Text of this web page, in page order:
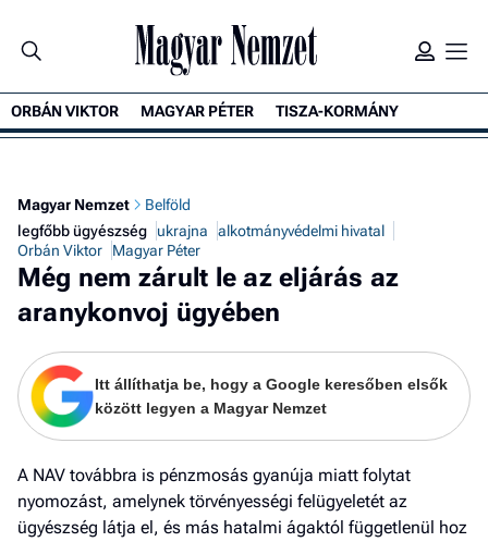
ORBÁN VIKTOR MAGYAR PÉTER TISZA-KORMÁNY
Magyar Nemzet
Belföld
legfőbb ügyészség
ukrajna
alkotmányvédelmi hivatal
Orbán Viktor
Magyar Péter
Még nem zárult le az eljárás az
aranykonvoj ügyében
Itt állíthatja be, hogy a Google keresőben elsők
között legyen a Magyar Nemzet
A NAV továbbra is pénzmosás gyanúja miatt folytat
nyomozást, amelynek törvényességi felügyeletét az
ügyészség látja el, és más hatalmi ágaktól függetlenül hoz